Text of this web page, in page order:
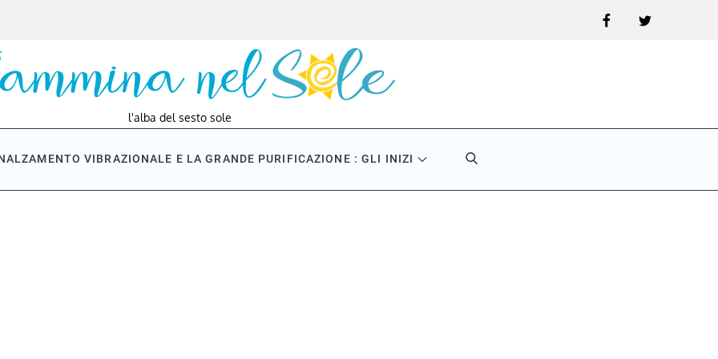
FacebookTwitter
l'alba del sesto sole
VIBRAZIONALE E LA GRANDE PURIFICAZIONE : GLI INIZI